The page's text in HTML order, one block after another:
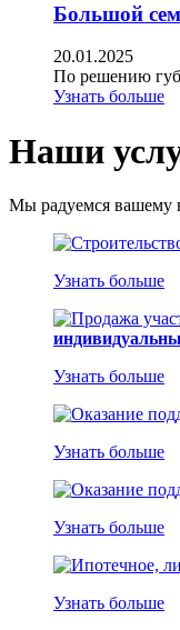
Большой
20.01.2025
По решению
Узнать больше
Наши
Мы радуемся вашему
Узнать больше
Узнать больше
Узнать больше
Узнать больше
Узнать больше